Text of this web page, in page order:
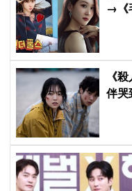
→《
《
伴哭